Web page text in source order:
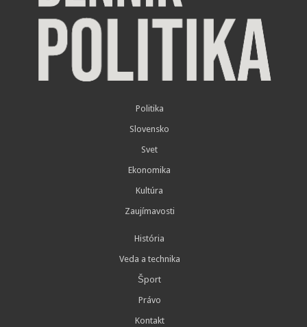
Politika
Slovensko
Svet
Ekonomika
Kultúra
Zaujímavosti
História
Veda a technika
Šport
Právo
Kontakt